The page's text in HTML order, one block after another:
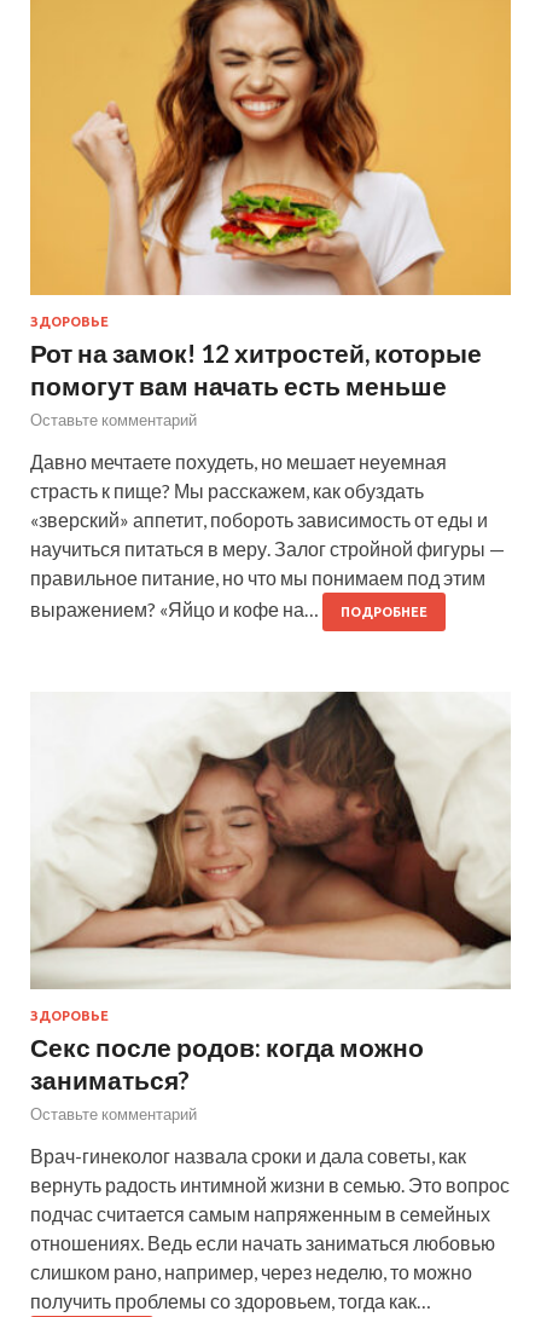
ЗДОРОВЬЕ
Рот на замок! 12 хитростей, которые
помогут вам начать есть меньше
Оставьте комментарий
Давно мечтаете похудеть, но мешает неуемная
страсть к пище? Мы расскажем, как обуздать
«зверский» аппетит, побороть зависимость от еды и
научиться питаться в меру. Залог стройной фигуры —
правильное питание, но что мы понимаем под этим
выражением? «Яйцо и кофе на…
ПОДРОБНЕЕ
ЗДОРОВЬЕ
Секс после родов: когда можно
заниматься?
Оставьте комментарий
Врач-гинеколог назвала сроки и дала советы, как
вернуть радость интимной жизни в семью. Это вопрос
подчас считается самым напряженным в семейных
отношениях. Ведь если начать заниматься любовью
слишком рано, например, через неделю, то можно
получить проблемы со здоровьем, тогда как…